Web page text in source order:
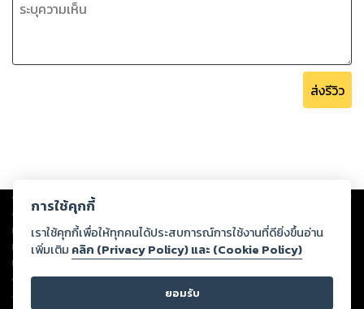
ส่งรีวิว
Copyright © 2026
ต่อผลงานหรือเนื้อหาใดที่อัปโหลดผ่านเว็บไซต์และปรากฏว่าละเมิดสิทธิใน
ทรัพย์สินทางปัญญาของบุคคลอื่นหรือขัดต่อกฎหมายและศีลธรรม ดังนั้น ผู้อ่าน
ทุกท่านโปรดใช้วิจารณญาณในการกลั่นกรองด้วยตนเอง และหากท่านพบว่าส่วน
หนึ่งส่วนใดขัดต่อกฎหมายและศีลธรรม กรุณาแจ้งมายังบริษัท เพื่อทีมงานจะได้
ดำเนินการในทันที ทั้งนี้ ทางสตอรี่ล็อกขอสงวนลิขสิทธิ์ตามพระราชบัญญัติ
ลิขสิทธิ์ พ.ศ. 2537 (ฉบับล่าสุด)
การใช้คุกกี้
เราใช้คุกกี้เพื่อให้ทุกคนได้ประสบการณ์การใช้งานที่ดียิ่งขึ้นอ่าน
เพิ่มเติม คลิก (Privacy Policy) และ (Cookie Policy)
ยอมรับ